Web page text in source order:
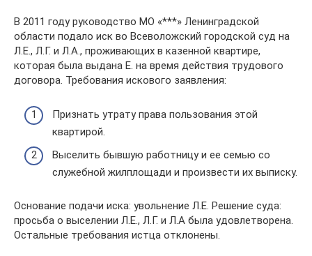
В 2011 году руководство МО «***» Ленинградской
области подало иск во Всеволожский городской суд на
Л.Е., Л.Г. и Л.А., проживающих в казенной квартире,
которая была выдана Е. на время действия трудового
договора. Требования искового заявления:
Признать утрату права пользования этой
квартирой.
Выселить бывшую работницу и ее семью со
служебной жилплощади и произвести их выписку.
Основание подачи иска: увольнение Л.Е. Решение суда:
просьба о выселении Л.Е., Л.Г. и Л.А была удовлетворена.
Остальные требования истца отклонены.